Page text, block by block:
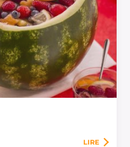
LIRE